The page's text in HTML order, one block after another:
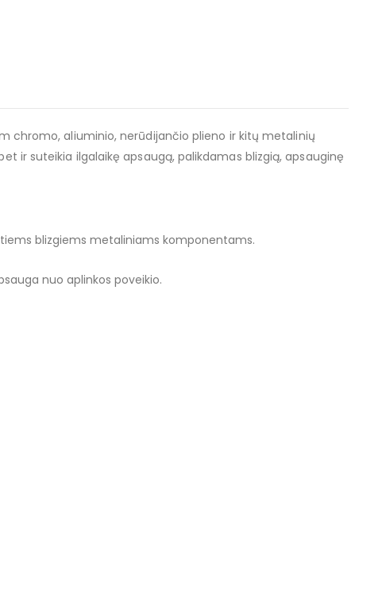
chromo, aliuminio, nerūdijančio plieno ir kitų metalinių
ir suteikia ilgalaikę apsaugą, palikdamas blizgią, apsauginę
blizgiems metaliniams komponentams.
nuo aplinkos poveikio.